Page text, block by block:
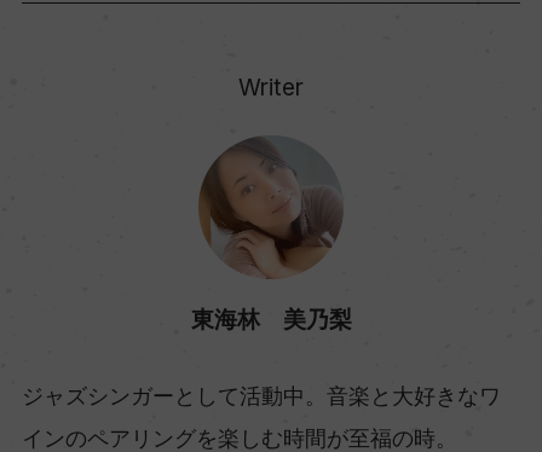
Writer
東海林 美乃梨
ジャズシンガーとして活動中。音楽と大好きなワ
インのペアリングを楽しむ時間が至福の時。